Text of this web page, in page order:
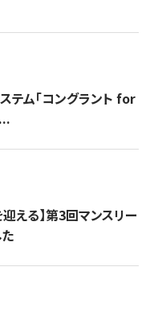
テム「コングラント for
える】​​第3回マンスリー